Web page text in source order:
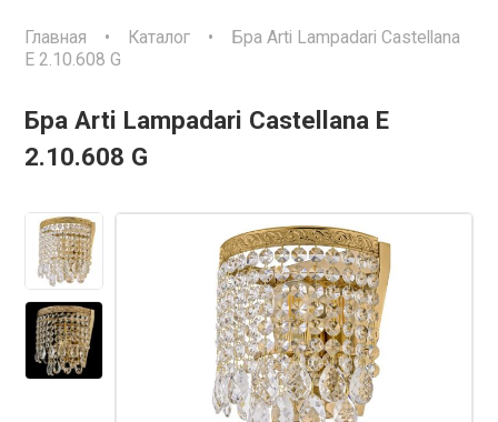
Главная • Каталог •
Бра Arti Lampadari Castellana
E 2.10.608 G
Бра Arti Lampadari Castellana E
2.10.608 G